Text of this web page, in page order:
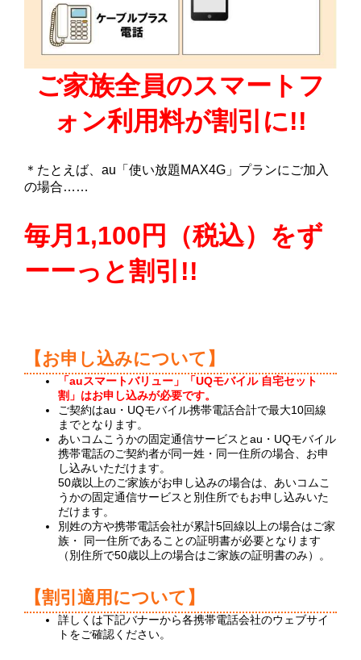
ご家族全員のスマートフ
ォン利用料が割引に!!
＊たとえば、au「使い放題MAX4G」プランにご加入
の場合……
毎月1,100円（税込）をず
ーーっと割引!!
【お申し込みについて】
「auスマートバリュー」
「UQモバイル 自宅セット
割」はお申し込みが必要です。
ご契約はau・UQモバイル携帯電話合計で最大10回線
までとなります。
あいコムこうかの固定通信サービスとau・UQモバイル
携帯電話のご契約者が同一姓・同一住所の場合、お申
し込みいただけます。
50歳以上のご家族がお申し込みの場合は、あいコムこ
うかの固定通信サービスと別住所でもお申し込みいた
だけます。
別姓の方や携帯電話会社が累計5回線以上の場合はご家
族・ 同一住所であることの証明書が必要となります
（別住所で50歳以上の場合はご家族の証明書のみ）。
【割引適用について】
詳しくは下記バナーから各携帯電話会社のウェブサイ
トをご確認ください。